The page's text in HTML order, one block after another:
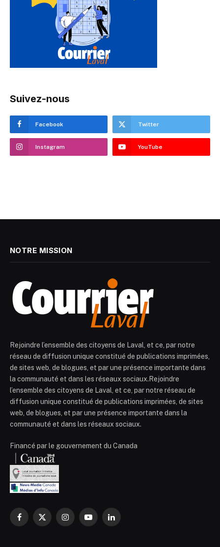
Suivez-nous
Facebook Twitter
Instagram YouTube
NOTRE MISSION
Rejoindre l’ensemble des citoyens de Laval, et ce, par notre
réseau de diffusion unique constitué de publications imprimées,
de sites web, de blogues, et par une présence importante dans
la communauté et dans les réseaux sociaux.Rejoindre
l’ensemble des citoyens de Laval, et ce, par notre réseau de
diffusion unique constitué de publications imprimées, de sites
web, de blogues, et par une présence importante dans la
communauté et dans les réseaux sociaux.
Financé par le gouvernement du Canada
Facebook
X
InstagramYouTubeLinkedIn